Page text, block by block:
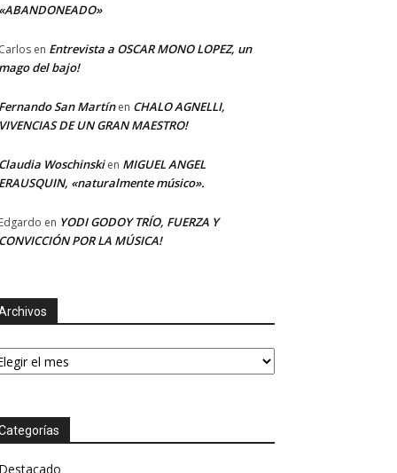
en Entrevista a OSCAR MONO LOPEZ, un
del bajo!
San Martínen CHALO AGNELLI,
DE UN GRAN MAESTRO!
Woschinskien MIGUEL ANGEL
«naturalmente músico».
en YODI GODOY TRÍO, FUERZA Y
POR LA MÚSICA!